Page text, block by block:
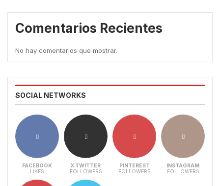
Comentarios Recientes
No hay comentarios que mostrar.
SOCIAL NETWORKS
FACEBOOK
LIKES
X TWITTER
FOLLOWERS
PINTEREST
FOLLOWERS
INSTAGRAM
FOLLOWERS